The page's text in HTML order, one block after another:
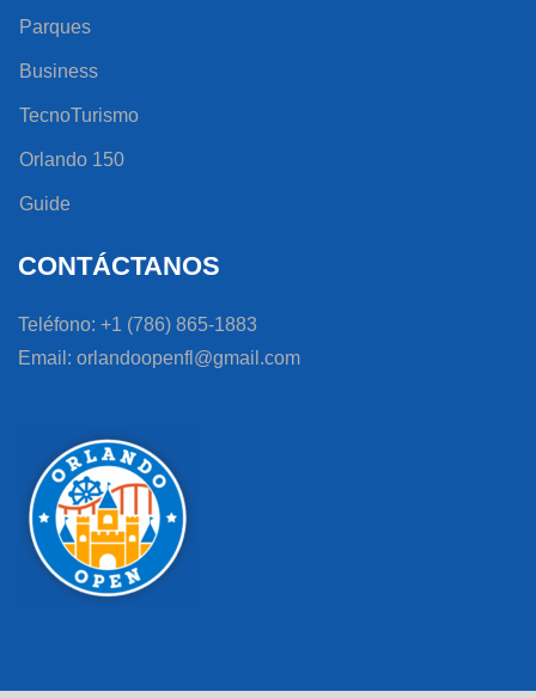
Parques
Business
TecnoTurismo
Orlando 150
Guide
CONTÁCTANOS
Teléfono: +1 (786) 865-1883
Email: orlandoopenfl@gmail.com